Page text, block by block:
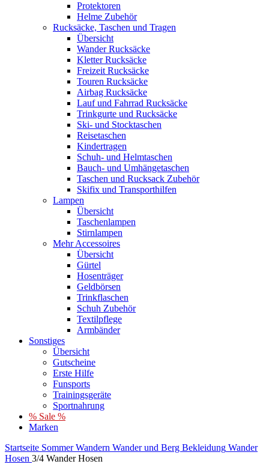
Protektoren
Helme Zubehör
Rucksäcke, Taschen und Tragen
Übersicht
Wander Rucksäcke
Kletter Rucksäcke
Freizeit Rucksäcke
Touren Rucksäcke
Airbag Rucksäcke
Lauf und Fahrrad Rucksäcke
Trinkgurte und Rucksäcke
Ski- und Stocktaschen
Reisetaschen
Kindertragen
Schuh- und Helmtaschen
Bauch- und Umhängetaschen
Taschen und Rucksack Zubehör
Skifix und Transporthilfen
Lampen
Übersicht
Taschenlampen
Stirnlampen
Mehr Accessoires
Übersicht
Gürtel
Hosenträger
Geldbörsen
Trinkflaschen
Schuh Zubehör
Textilpflege
Armbänder
Sonstiges
Übersicht
Gutscheine
Erste Hilfe
Funsports
Trainingsgeräte
Sportnahrung
% Sale %
Marken
Startseite Sommer Wandern Wander und Berg Bekleidung Wander
Hosen 3/4 Wander Hosen